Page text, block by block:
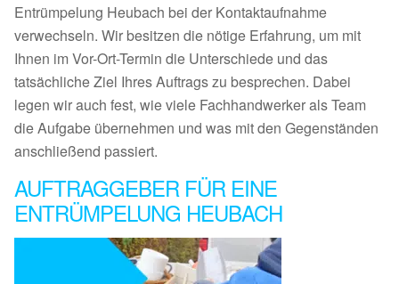
Entrümpelung Heubach bei der Kontaktaufnahme
verwechseln. Wir besitzen die nötige Erfahrung, um mit
Ihnen im Vor-Ort-Termin die Unterschiede und das
tatsächliche Ziel Ihres Auftrags zu besprechen. Dabei
legen wir auch fest, wie viele Fachhandwerker als Team
die Aufgabe übernehmen und was mit den Gegenständen
anschließend passiert.
AUFTRAGGEBER FÜR EINE
ENTRÜMPELUNG HEUBACH